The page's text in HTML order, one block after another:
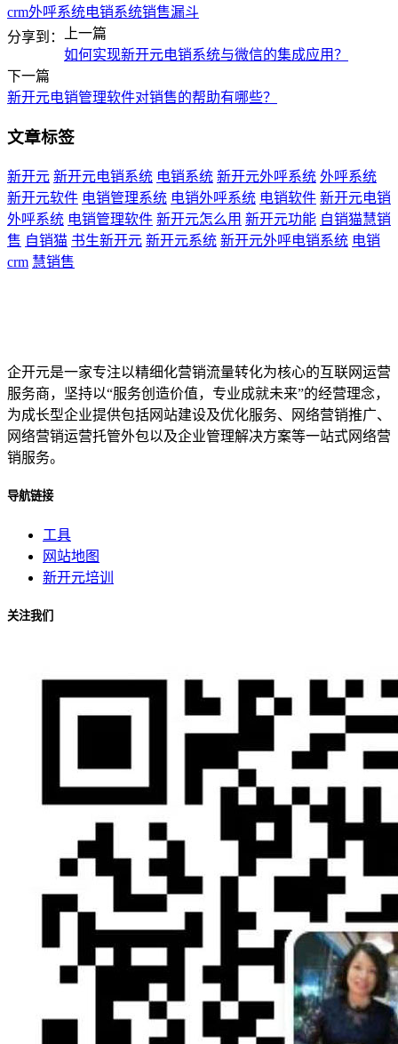
crm外呼系统电销系统销售漏斗
分享到：
上一篇
如何实现新开元电销系统与微信的集成应用？
下一篇
新开元电销管理软件对销售的帮助有哪些？
文章标签
新开元 新开元电销系统 电销系统 新开元外呼系统 外呼系统
新开元软件 电销管理系统 电销外呼系统 电销软件 新开元电销
外呼系统 电销管理软件 新开元怎么用 新开元功能 自销猫慧销
售 自销猫 书生新开元 新开元系统 新开元外呼电销系统 电销
crm 慧销售
企开元是一家专注以精细化营销流量转化为核心的互联网运营
服务商，坚持以“服务创造价值，专业成就未来”的经营理念，
为成长型企业提供包括网站建设及优化服务、网络营销推广、
网络营销运营托管外包以及企业管理解决方案等一站式网络营
销服务。
导航链接
工具
网站地图
新开元培训
关注我们